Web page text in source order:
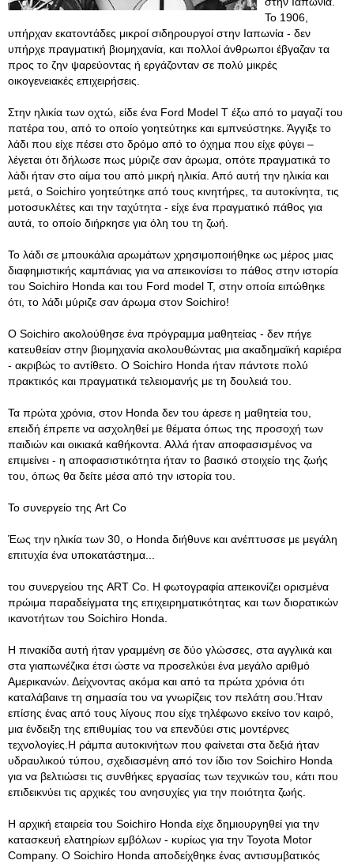
Το 1906,
υπήρχαν εκατοντάδες μικροί σιδηρουργοί στην Ιαπωνία - δεν
υπήρχε πραγματική βιομηχανία, και πολλοί άνθρωποι έβγαζαν τα
προς το ζην ψαρεύοντας ή εργάζονταν σε πολύ μικρές
οικογενειακές επιχειρήσεις.
Στην ηλικία των οχτώ, είδε ένα Ford Model T έξω από το μαγαζί του
πατέρα του, από το οποίο γοητεύτηκε και εμπνεύστηκε. Άγγιξε το
λάδι που είχε πέσει στο δρόμο από το όχημα που είχε φύγει –
λέγεται ότι δήλωσε πως μύριζε σαν άρωμα, οπότε πραγματικά το
λάδι ήταν στο αίμα του από μικρή ηλικία. Από αυτή την ηλικία και
μετά, ο Soichiro γοητεύτηκε από τους κινητήρες, τα αυτοκίνητα, τις
μοτοσυκλέτες και την ταχύτητα - είχε ένα πραγματικό πάθος για
αυτά, το οποίο διήρκησε για όλη του τη ζωή.
Το λάδι σε μπουκάλια αρωμάτων χρησιμοποιήθηκε ως μέρος μιας
διαφημιστικής καμπάνιας για να απεικονίσει το πάθος στην ιστορία
του Soichiro Honda και του Ford model T, στην οποία ειπώθηκε
ότι, το λάδι μύριζε σαν άρωμα στον Soichiro!
Ο Soichiro ακολούθησε ένα πρόγραμμα μαθητείας - δεν πήγε
κατευθείαν στην βιομηχανία ακολουθώντας μια ακαδημαϊκή καριέρα
- ακριβώς το αντίθετο. Ο Soichiro Honda ήταν πάντοτε πολύ
πρακτικός και πραγματικά τελειομανής με τη δουλειά του.
Τα πρώτα χρόνια, στον Honda δεν του άρεσε η μαθητεία του,
επειδή έπρεπε να ασχοληθεί με θέματα όπως της προσοχή των
παιδιών και οικιακά καθήκοντα. Αλλά ήταν αποφασισμένος να
επιμείνει - η αποφασιστικότητα ήταν το βασικό στοιχείο της ζωής
του, όπως θα δείτε μέσα από την ιστορία του.
Το συνεργείο της Art Co
Έως την ηλικία των 30, ο Honda διήθυνε και ανέπτυσσε με μεγάλη
επιτυχία ένα υποκατάστημα...
του συνεργείου της ART Co. Η φωτογραφία απεικονίζει ορισμένα
πρώιμα παραδείγματα της επιχειρηματικότητας και των διορατικών
ικανοτήτων του Soichiro Honda.
Η πινακίδα αυτή ήταν γραμμένη σε δύο γλώσσες, στα αγγλικά και
στα γιαπωνέζικα έτσι ώστε να προσελκύει ένα μεγάλο αριθμό
Αμερικανών. Δείχνοντας ακόμα και από τα πρώτα χρόνια ότι
καταλάβαινε τη σημασία του να γνωρίζεις τον πελάτη σου.Ήταν
επίσης ένας από τους λίγους που είχε τηλέφωνο εκείνο τον καιρό,
μια ένδειξη της επιθυμίας του να επενδύει στις μοντέρνες
τεχνολογίες.Η ράμπα αυτοκινήτων που φαίνεται στα δεξιά ήταν
υδραυλικού τύπου, σχεδιασμένη από τον ίδιο τον Soichiro Honda
για να βελτιώσει τις συνθήκες εργασίας των τεχνικών του, κάτι που
επιδεικνύει τις αρχικές του ανησυχίες για την ποιότητα ζωής.
Η αρχική εταιρεία του Soichiro Honda είχε δημιουργηθεί για την
κατασκευή ελατηρίων εμβόλων - κυρίως για την Toyota Motor
Company. Ο Soichiro Honda αποδείχθηκε ένας αντισυμβατικός